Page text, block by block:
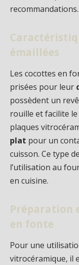
recommandations.
émaillées
Les cocottes en
prisées pour leur
possèdent un
rouille et facilite
plaques
plat pour un
cuisson. Ce type
l’utilisation au
en cuisine.
Préparation
en fonte
Pour une
vitrocéramique, il